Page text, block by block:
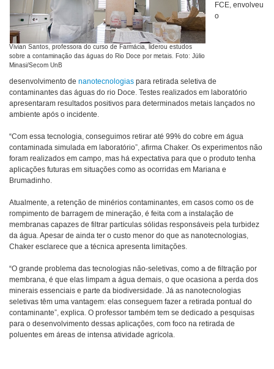
Vivian Santos, professora do curso de Farmácia, liderou estudos
sobre a contaminação das águas do Rio Doce por metais. Foto: Júlio
Minasi/Secom UnB
FCE, envolveu
o
desenvolvimento de nanotecnologias para retirada seletiva de
contaminantes das águas do rio Doce. Testes realizados em laboratório
apresentaram resultados positivos para determinados metais lançados no
ambiente após o incidente.
“Com essa tecnologia, conseguimos retirar até 99% do cobre em água
contaminada simulada em laboratório”, afirma Chaker. Os experimentos não
foram realizados em campo, mas há expectativa para que o produto tenha
aplicações futuras em situações como as ocorridas em Mariana e
Brumadinho.
Atualmente, a retenção de minérios contaminantes, em casos como os de
rompimento de barragem de mineração, é feita com a instalação de
membranas capazes de filtrar partículas sólidas responsáveis pela turbidez
da água. Apesar de ainda ter o custo menor do que as nanotecnologias,
Chaker esclarece que a técnica apresenta limitações.
“O grande problema das tecnologias não-seletivas, como a de filtração por
membrana, é que elas limpam a água demais, o que ocasiona a perda dos
minerais essenciais e parte da biodiversidade. Já as nanotecnologias
seletivas têm uma vantagem: elas conseguem fazer a retirada pontual do
contaminante”, explica. O professor também tem se dedicado a pesquisas
para o desenvolvimento dessas aplicações, com foco na retirada de
poluentes em áreas de intensa atividade agrícola.